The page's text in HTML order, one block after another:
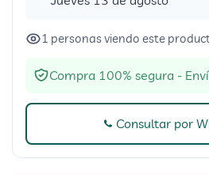
1 personas viendo este
Compra 100% segura -
Consultar por